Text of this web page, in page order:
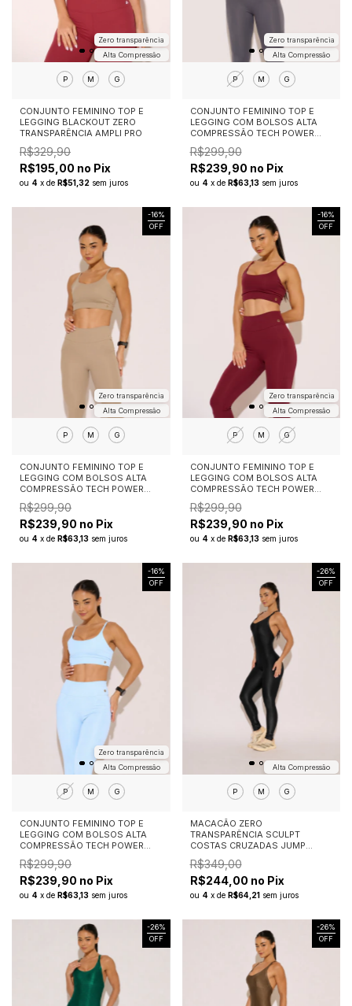
Alta Compressão
Zero transparência
P M G
CONJUNTO FEMININO TOP E
LEGGING BLACKOUT ZERO
TRANSPARÊNCIA AMPLI PRO
R$329,90
R$195,00 no Pix
ou 4 x de R$51,32 sem juros
Alta Compressão
Zero transparência
P M G
CONJUNTO FEMININO TOP E
LEGGING COM BOLSOS ALTA
COMPRESSÃO TECH POWER
CINZA CHUMBO
R$299,90
R$239,90 no Pix
ou 4 x de R$63,13 sem juros
-16%
OFF
Alta Compressão
Zero transparência
P M G
CONJUNTO FEMININO TOP E
LEGGING COM BOLSOS ALTA
COMPRESSÃO TECH POWER
NUDE
R$299,90
R$239,90 no Pix
ou 4 x de R$63,13 sem juros
-16%
OFF
Alta Compressão
Zero transparência
P M G
CONJUNTO FEMININO TOP E
LEGGING COM BOLSOS ALTA
COMPRESSÃO TECH POWER
MARSALA
R$299,90
R$239,90 no Pix
ou 4 x de R$63,13 sem juros
-16%
OFF
Alta Compressão
Zero transparência
P M G
CONJUNTO FEMININO TOP E
LEGGING COM BOLSOS ALTA
COMPRESSÃO TECH POWER
AZUL CLARO
R$299,90
R$239,90 no Pix
ou 4 x de R$63,13 sem juros
-26%
OFF
Alta Compressão
P M G
MACACÃO ZERO
TRANSPARÊNCIA SCULPT
COSTAS CRUZADAS JUMP
PRETO
R$349,00
R$244,00 no Pix
ou 4 x de R$64,21 sem juros
-26%
OFF
-26%
OFF